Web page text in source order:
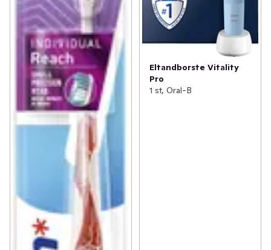
Eltandborste Vitality
Pro
1 st, Oral-B